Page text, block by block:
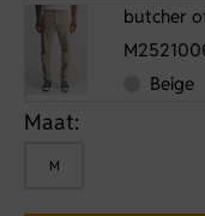
butcher
Beige
Maat:
M